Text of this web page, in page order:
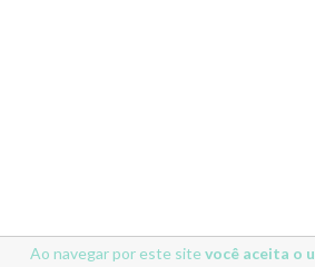
Ao navegar por este site você aceita o